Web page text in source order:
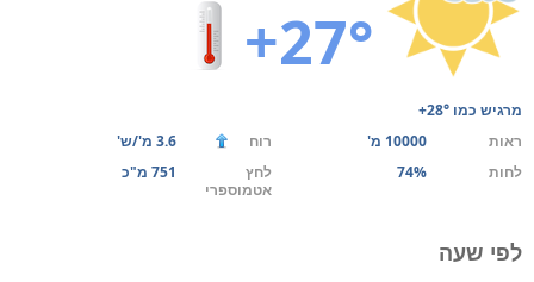
+27°
מרגיש כמו +28°
ראות
10000 מ' רוח
3.6 מ'/ש'
לחות
74%
לחץ
אטמוספרי
751 מ"כ
לפי שעה